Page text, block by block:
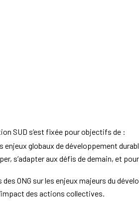
SUD s’est fixée pour objectifs de :
enjeux globaux de développement
s’adapter aux défis de demain, et
ONG sur les enjeux majeurs du
des actions collectives.